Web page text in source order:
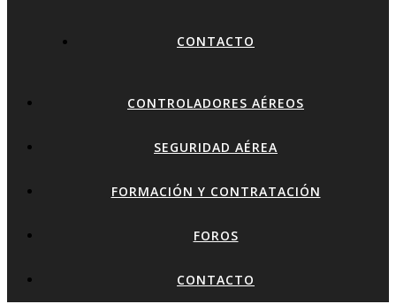
CONTACTO
CONTROLADORES AÉREOS
SEGURIDAD AÉREA
FORMACIÓN Y CONTRATACIÓN
FOROS
CONTACTO